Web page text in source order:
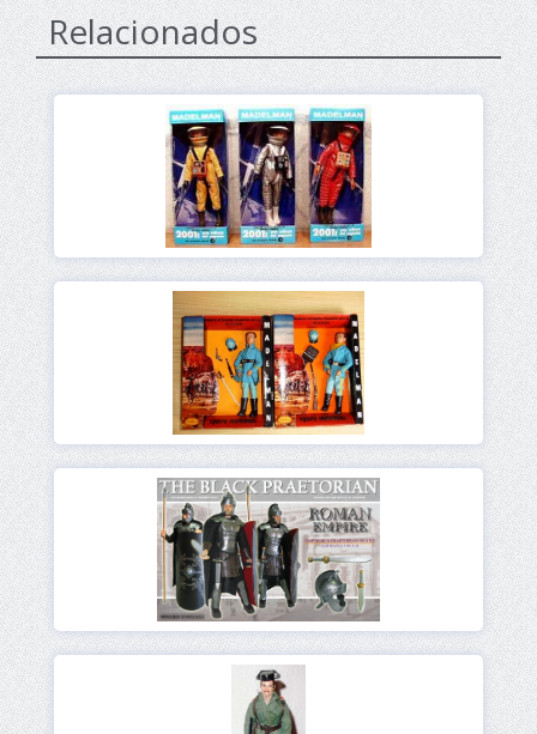
Relacionados
Ver
Ver
Ver